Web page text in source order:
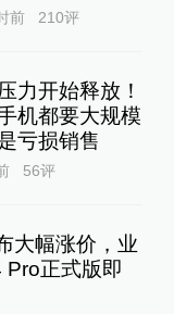
前 210评
力开始释放！
机都要大规模
亏损销售
56评
大幅涨价，业
Pro正式版即